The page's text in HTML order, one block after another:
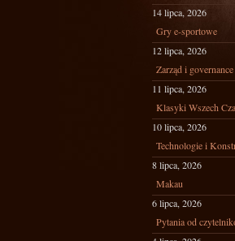
14 lipca, 2026
Gry e-sportowe
12 lipca, 2026
Zarząd i governance
11 lipca, 2026
Klasyki Wszech
10 lipca, 2026
Technologie i
8 lipca, 2026
Makau
6 lipca, 2026
Pytania od